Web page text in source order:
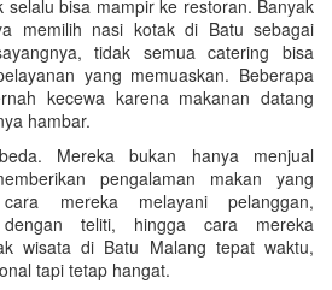
selalu bisa mampir ke restoran. Banyak
memilih nasi kotak di Batu sebagai
tidak semua catering bisa
yang memuaskan. Beberapa
kecewa karena makanan datang
hambar.
Mereka bukan hanya menjual
pengalaman makan yang
mereka melayani pelanggan,
dengan teliti, hingga cara mereka
wisata di Batu Malang tepat waktu,
tapi tetap hangat.